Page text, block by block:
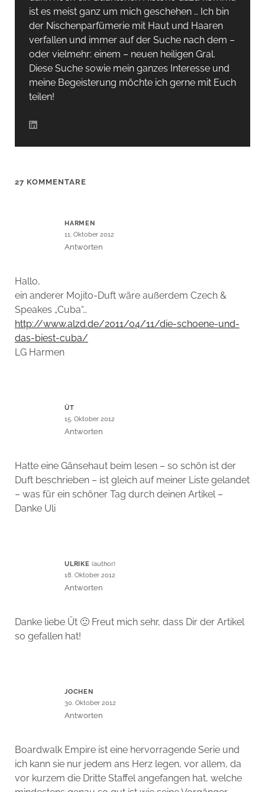
ist es meist ganz um mich geschehen … Ich bin
der Nischenparfümerie mit Haut und Haaren
verfallen und immer auf der Suche nach dem –
oder vielmehr: einem – neuen heiligen Gral.
Diese Suche sowie mein ganzes Interesse und
meine Begeisterung möchte ich gerne mit Euch
teilen!
27 KOMMENTARE
HARMEN
11. Oktober 2012
Antworten
Hallo,
ein anderer Mojito-Duft wäre außerdem Czech &
Speakes „Cuba“…
http://www.alzd.de/2011/04/11/die-schoene-und-
das-biest-cuba/
LG Harmen
ÜT
15. Oktober 2012
Antworten
Hatte eine Gänsehaut beim lesen – so schön ist der
Duft beschrieben – ist gleich auf meiner Liste gelandet
– was für ein schöner Tag durch deinen Artikel –
Danke Uli
ULRIKE
18. Oktober 2012
Antworten
Danke liebe Üt 🙂 Freut mich sehr, dass Dir der Artikel
so gefallen hat!
JOCHEN
30. Oktober 2012
Antworten
Boardwalk Empire ist eine hervorragende Serie und
ich kann sie nur jedem ans Herz legen, vor allem, da
vor kurzem die Dritte Staffel angefangen hat, welche